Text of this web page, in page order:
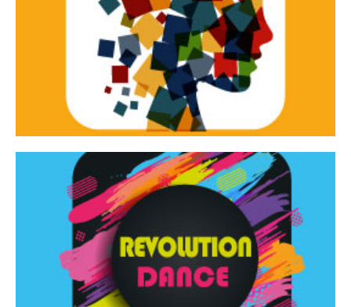
Tracce dinamiche
Tracce Dinamiche è una rassegna di teatro
d’innovazione e sperimentale.
Revolution Dance
Rassegna di danza contemporanea – I Edizione